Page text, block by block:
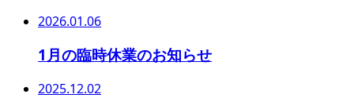
2026.01.06
1月の臨時休業のお知らせ
2025.12.02